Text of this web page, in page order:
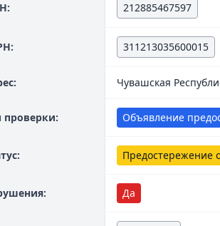
212885467597
311213035600015
Чувашская
проверки: Объявление
Предостережение
Да